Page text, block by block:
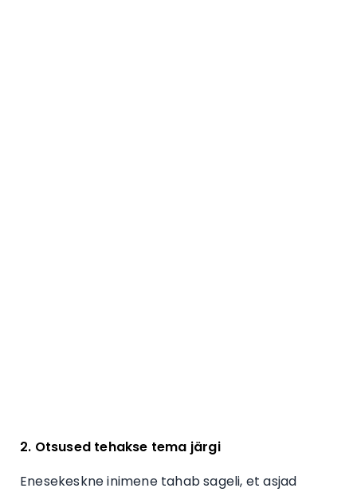
2. Otsused tehakse tema järgi
Enesekeskne inimene tahab sageli, et asjad